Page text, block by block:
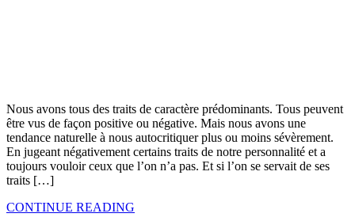
Nous avons tous des traits de caractère prédominants. Tous peuvent
être vus de façon positive ou négative. Mais nous avons une
tendance naturelle à nous autocritiquer plus ou moins sévèrement.
En jugeant négativement certains traits de notre personnalité et a
toujours vouloir ceux que l’on n’a pas. Et si l’on se servait de ses
traits […]
CONTINUE READING